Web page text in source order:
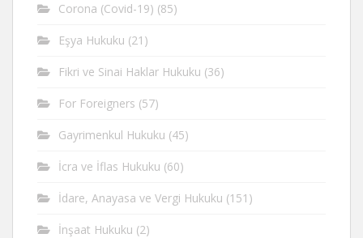
Corona (Covid-19) (85)
Eşya Hukuku (21)
Fikri ve Sinai Haklar Hukuku (36)
For Foreigners (57)
Gayrimenkul Hukuku (45)
İcra ve İflas Hukuku (60)
İdare, Anayasa ve Vergi Hukuku (151)
İnşaat Hukuku (2)